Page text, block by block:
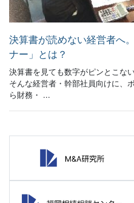
決算書が読めない経営者へ
ナー」とは？
決算書を見ても数字がピンとこな
そんな経営者・幹部社員向けに、
ら財務・ ...